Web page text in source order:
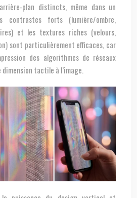
plan distincts, même dans un
contrastes forts (lumière/ombre,
et les textures riches (velours,
sont particulièrement efficaces, car
des algorithmes de réseaux
tactile à l’image.